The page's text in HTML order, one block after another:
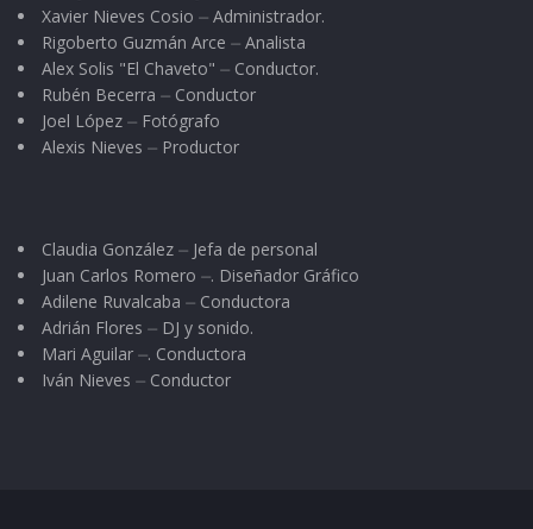
Xavier Nieves Cosio ⏤ Administrador.
Rigoberto Guzmán Arce ⏤ Analista
Alex Solis "El Chaveto" ⏤ Conductor.
Rubén Becerra ⏤ Conductor
Joel López ⏤ Fotógrafo
Alexis Nieves ⏤ Productor
Claudia González ⏤ Jefa de personal
Juan Carlos Romero ⏤. Diseñador Gráfico
Adilene Ruvalcaba ⏤ Conductora
Adrián Flores ⏤ DJ y sonido.
Mari Aguilar ⏤. Conductora
Iván Nieves ⏤ Conductor